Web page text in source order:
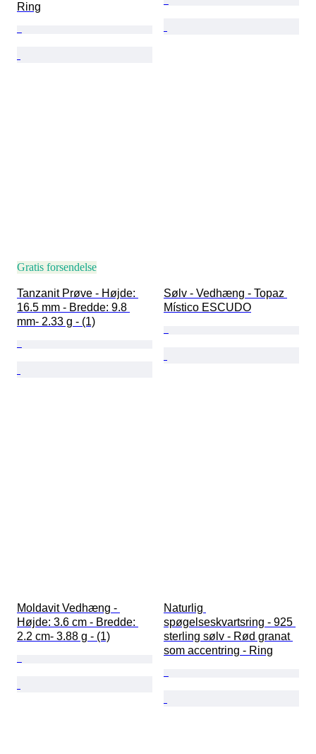
Ring
Gratis forsendelse
Tanzanit Prøve - Højde:
16.5 mm - Bredde: 9.8
mm- 2.33 g - (1)
Sølv - Vedhæng - Topaz
Místico ESCUDO
Moldavit Vedhæng -
Højde: 3.6 cm - Bredde:
2.2 cm- 3.88 g - (1)
Naturlig
spøgelseskvartsring - 925
sterling sølv - Rød granat
som accentring - Ring